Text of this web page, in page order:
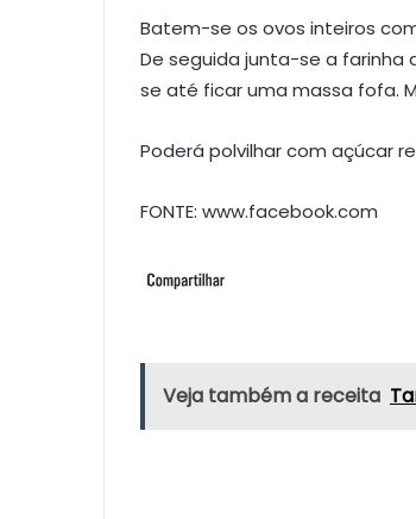
Batem-se os ovos inteiros
De seguida junta-se a
se até ficar uma massa fofa.
Poderá polvilhar com açúcar
FONTE: www.facebook.com
Veja também a receita